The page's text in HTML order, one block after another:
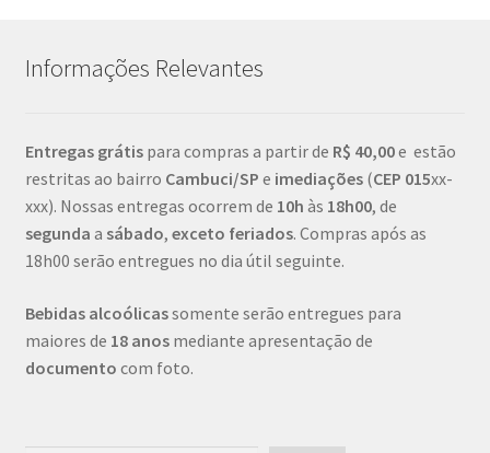
Informações Relevantes
Entregas grátis para compras a partir de R$ 40,00e estão
restritas ao bairro Cambuci/SP e imediações(CEP 015xx-
xxx). Nossas entregas ocorrem de 10h às 18h00, de
segunda a sábado, exceto feriados. Compras após as
18h00 serão entregues no dia útil seguinte.
Bebidas alcoólicassomente serão entregues para
maiores de 18 anosmediante apresentação de
documento com foto.